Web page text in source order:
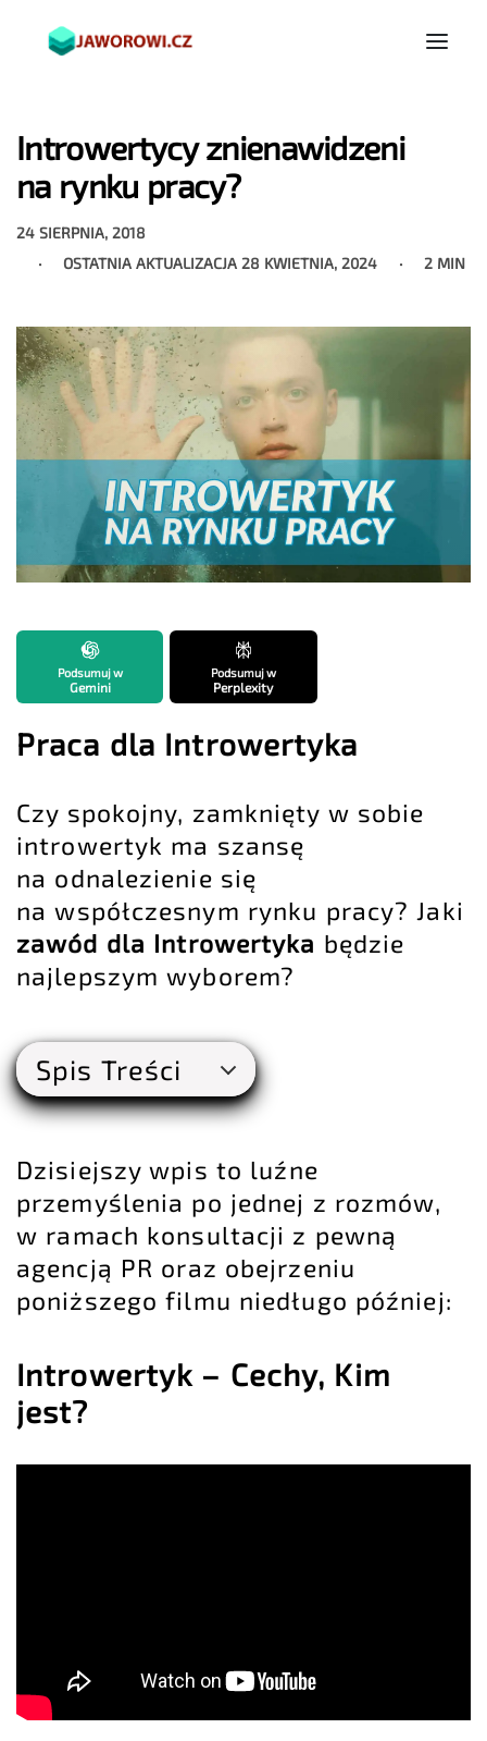
Introwertycy znienawidzeni
na rynku pracy?
24 SIERPNIA, 2018
OSTATNIA AKTUALIZACJA 28 KWIETNIA, 2024 2 MIN
Podsumuj w
Gemini
Podsumuj w
Perplexity
Praca dla Introwertyka
Czy spokojny, zamknięty w sobie
introwertyk ma szansę
na odnalezienie się
na współczesnym rynku pracy? Jaki
zawód dla Introwertyka będzie
najlepszym wyborem?
Spis Treści
Dzisiejszy wpis to luźne
przemyślenia po jednej z rozmów,
w ramach konsultacji z pewną
agencją PR oraz obejrzeniu
poniższego filmu niedługo później:
Introwertyk – Cechy, Kim
jest?